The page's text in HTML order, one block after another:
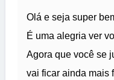
Olá e seja super
É uma alegria ver
Agora que você se
vai ficar ainda mais